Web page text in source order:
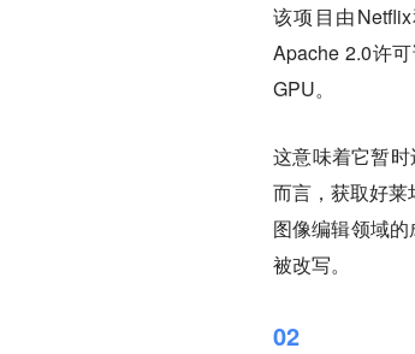
该项目由
Apache 2.0许
GPU。
这意味着它暂
而言，获取好
图像编辑领域
被改写。
02